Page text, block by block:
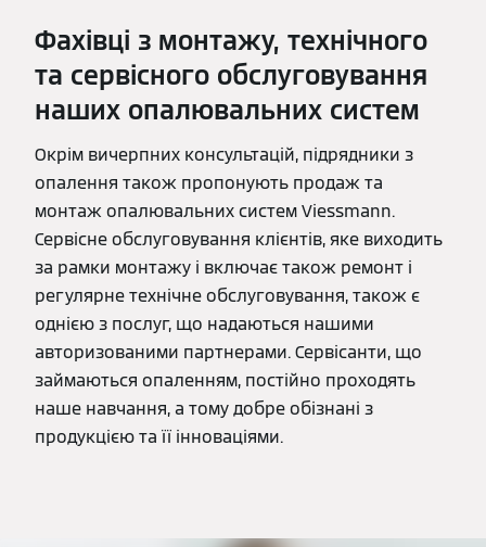
Фахівці з монтажу, технічного
та сервісного обслуговування
наших опалювальних систем
Окрім вичерпних консультацій, підрядники з
опалення також пропонують продаж та
монтаж опалювальних систем Viessmann.
Сервісне обслуговування клієнтів, яке виходить
за рамки монтажу і включає також ремонт і
регулярне технічне обслуговування, також є
однією з послуг, що надаються нашими
авторизованими партнерами. Сервісанти, що
займаються опаленням, постійно проходять
наше навчання, а тому добре обізнані з
продукцією та її інноваціями.